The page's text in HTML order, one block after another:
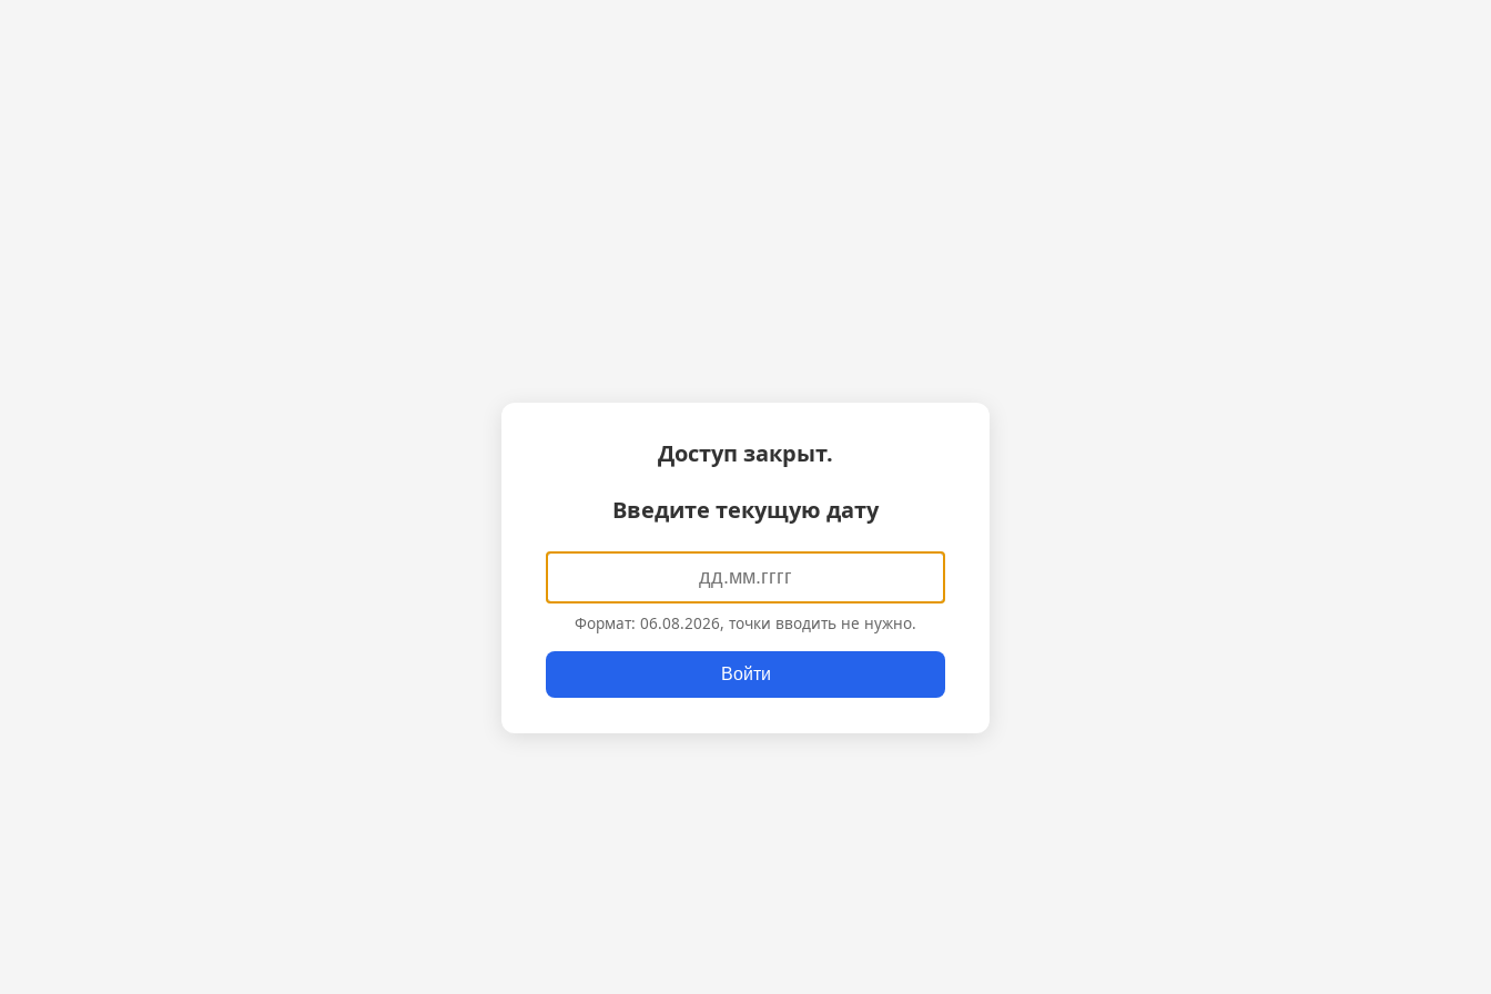
Доступ закрыт.
Введите текущую дату
Формат: 06.08.2026, точки вводить не нужно.
Войти